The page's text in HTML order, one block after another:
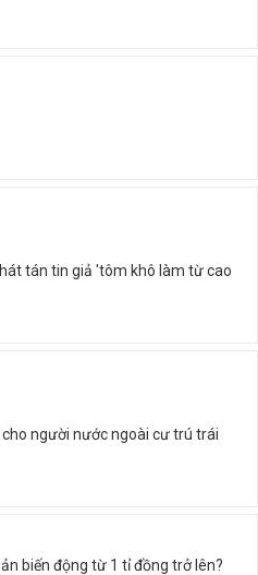
tán tin giả 'tôm khô làm từ cao
người nước ngoài cư trú trái
biến động từ 1 tỉ đồng trở lên?